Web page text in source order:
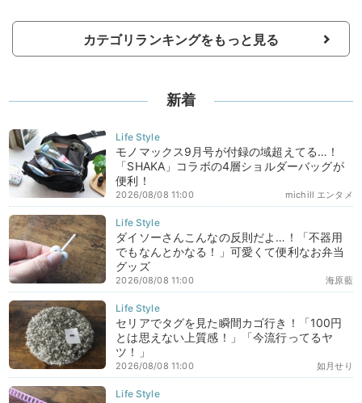
カテゴリランキングをもっと見る
新着
モノマックス9月号が付録の域超えてる…！
「SHAKA」コラボの4層ショルダーバッグが
便利！
michill エンタメ
2026/08/08 11:00
ダイソーさんこんなの反則だよ…！「不器用
でもなんとかなる！」可愛くて便利なお弁当
グッズ
海原藍
2026/08/08 11:00
セリアでタグを見た瞬間カゴ行き！「100円
とは思えない上質感！」「今流行ってるヤ
ツ！」
如月せり
2026/08/08 11:00